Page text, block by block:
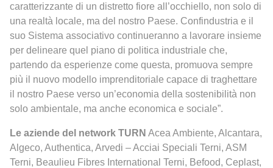
caratterizzante di un distretto fiore all’occhiello, non solo di
una realtà locale, ma del nostro Paese. Confindustria e il
suo Sistema associativo continueranno a lavorare insieme
per delineare quel piano di politica industriale che,
partendo da esperienze come questa, promuova sempre
più il nuovo modello imprenditoriale capace di traghettare
il nostro Paese verso un’economia della sostenibilità non
solo ambientale, ma anche economica e sociale”.
Le aziende del network TURN Acea Ambiente, Alcantara,
Algeco, Authentica, Arvedi – Acciai Speciali Terni, ASM
Terni, Beaulieu Fibres International Terni, Befood, Ceplast,